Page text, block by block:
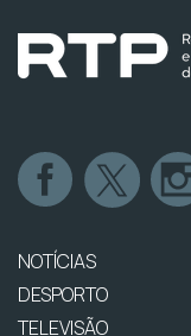
NOTÍCIAS
DESPORTO
TELEVISÃO